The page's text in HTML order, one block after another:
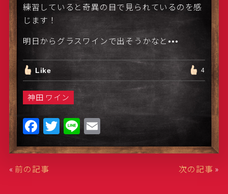
練習していると奇異の目で見られているのを感
じます！
明日からグラスワインで出そうかなと•••
Like 4
神田 ワイン
F
a
c
e
T
w
it
Li
n
e
E
m
ai
« 前の記事 次の記事 »